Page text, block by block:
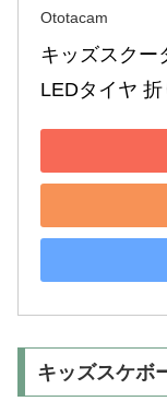
Ototacam
キッズスクー
LEDタイヤ
キッズスケボ